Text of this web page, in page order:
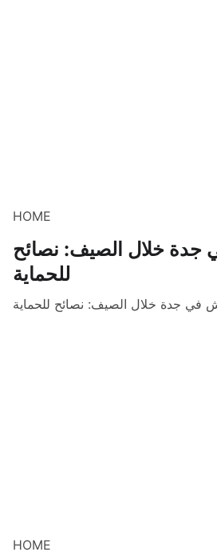
HOME
جدة خلال الصيف: نصائح
للحماية
في جدة خلال الصيف: نصائح للحماية
HOME